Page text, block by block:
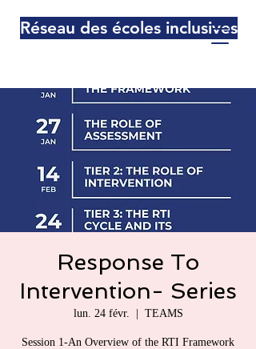
Réseau des écoles inclusives
Response To
Intervention- Series
lun. 24 févr. TEAMS
Session 1-An Overview of the RTI Framework